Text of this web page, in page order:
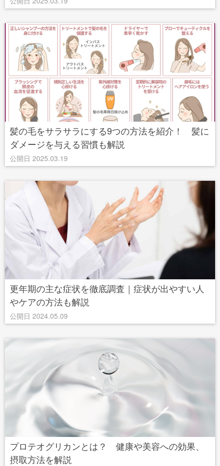
髪の毛をサラサラにする9つの方法を紹介！ 髪に
ダメージを与える習慣も解説
公開日 2025.03.19
更年期の主な症状を徹底調査｜症状が出やすい人
やケアの方法も解説
公開日 2024.05.09
プロテオグリカンとは？ 健康や美容への効果、
摂取方法を解説